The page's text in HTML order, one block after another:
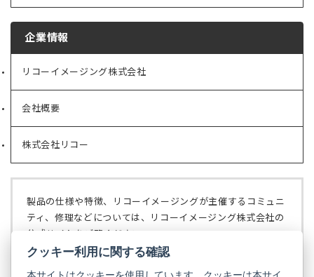
企業情報
リコーイメージング株式会社
（新
タ
ブ
で
開
く）
会社概要
（新
タ
ブ
く）
株式会社リコー
（新
ブ
開
製品の仕様や特徴、リコーイメージングが主催するコミュニ
ティ、修理などについては、リコーイメージング株式会社の
公式サイトをご覧ください。
リコーイメージング株式会社の公式サイト
（新
し
クッキー利用に関する確認
本サイトはクッキーを使用しています。クッキーは本サイ